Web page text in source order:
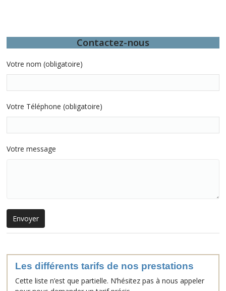
Contactez-nous
Votre nom (obligatoire)
Votre Téléphone (obligatoire)
Votre message
Les différents tarifs de nos prestations
Cette liste n’est que partielle. N’hésitez pas à nous appeler